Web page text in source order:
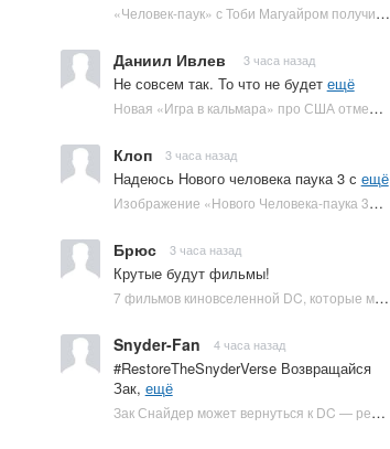
«Человек-паук» с Тоби Магуайром получил новый постер | Plugged In Ru
Даниил Ивлев 3 часа назад
Не совсем так. То что не будет ещё
Новая «Игра в кальмара» про США отменена | Plugged In Ru
Клоп 3 часа назад
Надеюсь Нового человека паука 3 с ещё
Изображение «Нового Человека-паука 3» подтвердило Зловещую шестерку | Plugged In Ru
Брюс 3 часа назад
Крутые будут фильмы!
7 фильмов киновселенной DC, которые может снять Зак Снайдер | Plugged In Ru
Snyder-Fan 4 часа назад
#RestoreTheSnyderVerse Возвращайся
Зак, ещё
Зак Снайдер может вернуться к DC — режиссер общался с Warner Bros. (фото) | Plugged In Ru